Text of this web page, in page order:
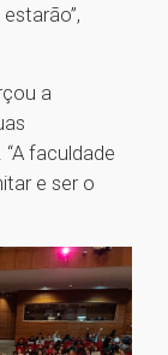
a
faculdade
e ser o